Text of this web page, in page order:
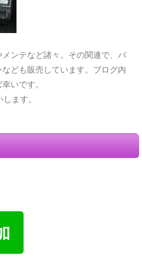
ンテなど諸々。その関連で、パ
ども販売しています。ブログ内
いです。
ます。